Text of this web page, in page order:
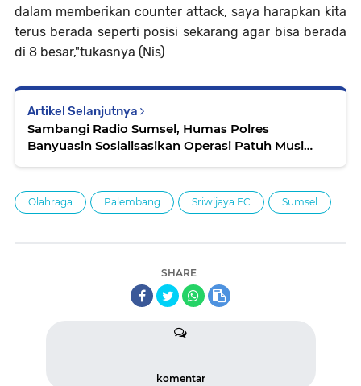
dalam memberikan counter attack, saya harapkan kita
terus berada seperti posisi sekarang agar bisa berada
di 8 besar,"tukasnya (Nis)
Artikel Selanjutnya
Sambangi Radio Sumsel, Humas Polres
Banyuasin Sosialisasikan Operasi Patuh Musi
Olahraga Palembang Sriwijaya FC Sumsel
SHARE
komentar